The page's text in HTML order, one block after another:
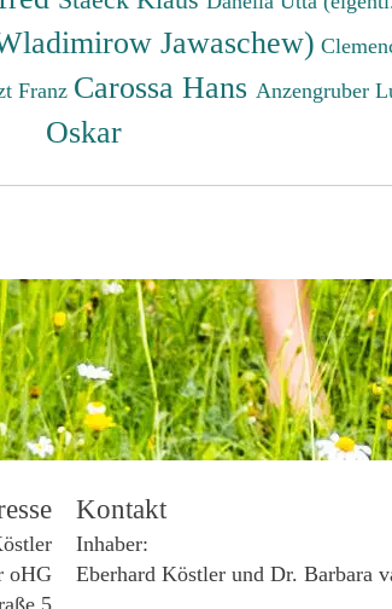
Jawaschew)
Franz Carossa Hans Anzengruber
Oskar
oHG
Kontakt
Inhaber:
Eberhard Köstler und Dr. Barbara